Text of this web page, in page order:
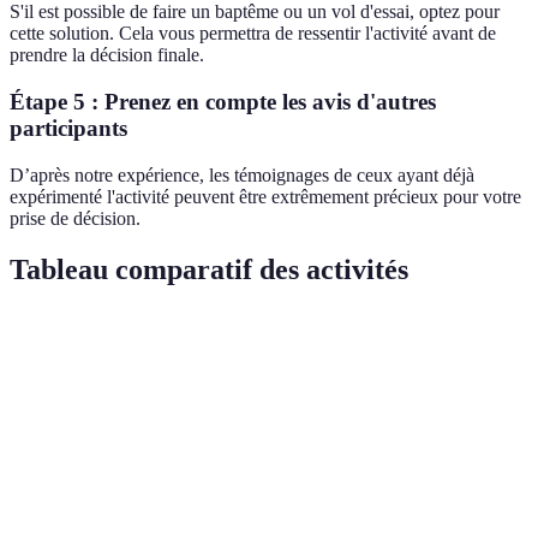
S'il est possible de faire un baptême ou un vol d'essai, optez pour
cette solution. Cela vous permettra de ressentir l'activité avant de
prendre la décision finale.
Étape 5 : Prenez en compte les avis d'autres
participants
D’après notre expérience, les témoignages de ceux ayant déjà
expérimenté l'activité peuvent être extrêmement précieux pour votre
prise de décision.
Tableau comparatif des activités